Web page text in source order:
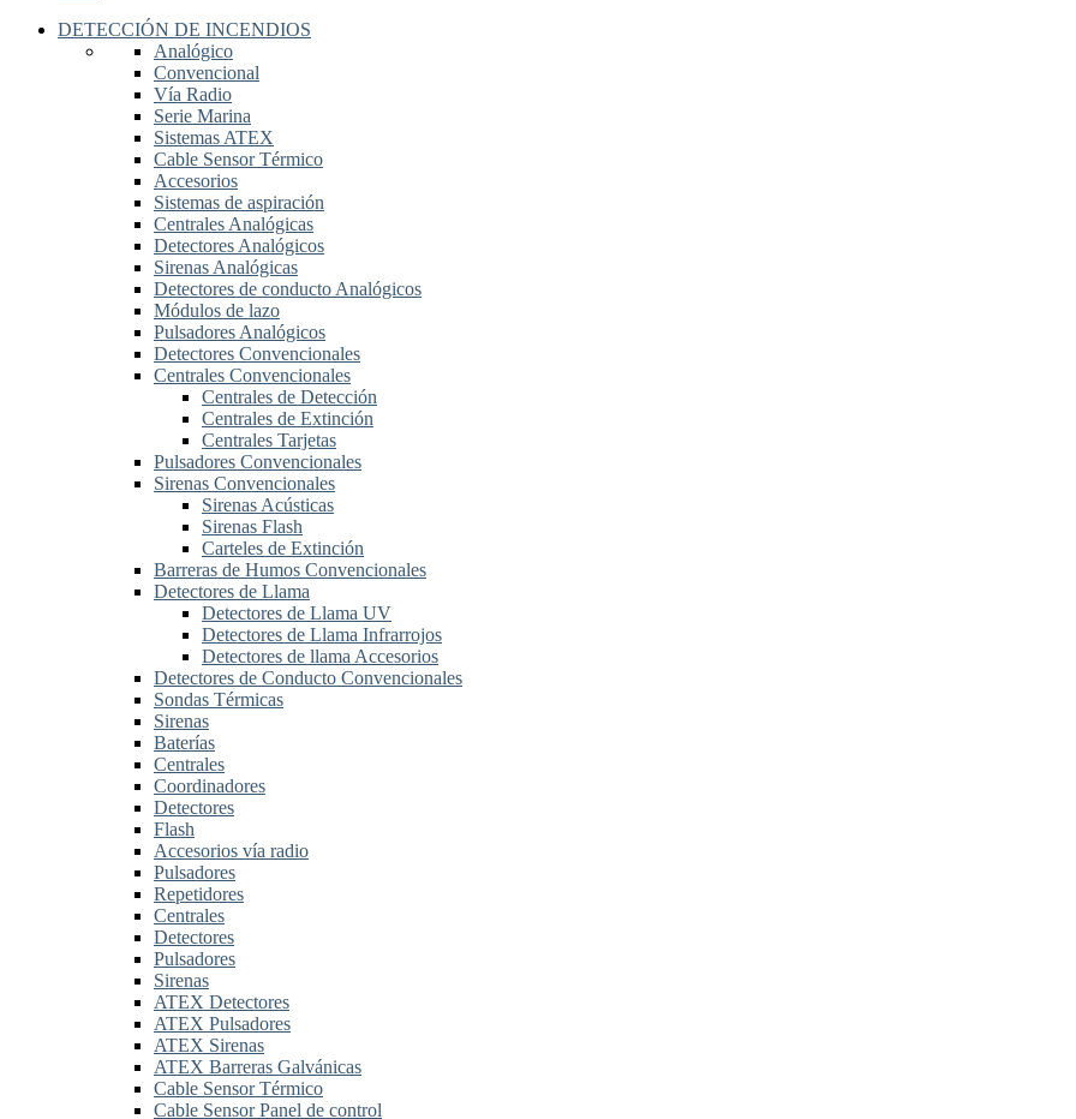
DETECCIÓN DE INCENDIOS
Analógico
Convencional
Vía Radio
Serie Marina
Sistemas ATEX
Cable Sensor Térmico
Accesorios
Sistemas de aspiración
Centrales Analógicas
Detectores Analógicos
Sirenas Analógicas
Detectores de conducto Analógicos
Módulos de lazo
Pulsadores Analógicos
Detectores Convencionales
Centrales Convencionales
Centrales de Detección
Centrales de Extinción
Centrales Tarjetas
Pulsadores Convencionales
Sirenas Convencionales
Sirenas Acústicas
Sirenas Flash
Carteles de Extinción
Barreras de Humos Convencionales
Detectores de Llama
Detectores de Llama UV
Detectores de Llama Infrarrojos
Detectores de llama Accesorios
Detectores de Conducto Convencionales
Sondas Térmicas
Sirenas
Baterías
Centrales
Coordinadores
Detectores
Flash
Accesorios vía radio
Pulsadores
Repetidores
Centrales
Detectores
Pulsadores
Sirenas
ATEX Detectores
ATEX Pulsadores
ATEX Sirenas
ATEX Barreras Galvánicas
Cable Sensor Térmico
Cable Sensor Panel de control